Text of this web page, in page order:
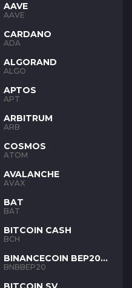
AAVE
AAVE
CARDANO
ADA
ALGORAND
ALGO
APTOS
APT
ARBITRUM
ARB
COSMOS
ATOM
AVALANCHE
AVAX
BAT
BAT
BITCOIN CASH
BCH
BINANCECOIN BEP20
BNB
BNBBEP20